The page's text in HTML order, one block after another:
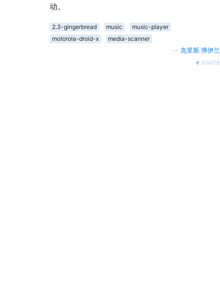
动。
2.3-gingerbread music
music-player
motorola-droid-x
media-scanner
克里斯·博伊兰
source